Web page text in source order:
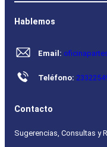
Hablemos
Email:
Teléfono:
Contacto
Sugerencias, Consultas y